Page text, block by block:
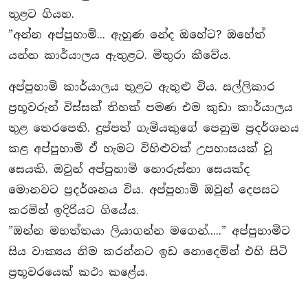
තුළට ගියහ.
”අන්න අප්පුහාමි... ඇහුණ නේද ඔහේට? ඔහේත්
යන්න කාර්යාලය ඇතුළට. මිතුරා කීවේය.
අප්පුහාමි කාර්යාලය තුළට ඇතුළු විය. සල්ලිකාර
ප‍්‍රභූවරුන් විස්සක් තිහක් පමණ එම කුඩා කාර්යාලය
තුළ තෙරපෙති. දුප්පත් ගැමියකුගේ පෙනුම ප‍්‍රදර්ශනය
කළ අප්පුහාමි ඒ හැමට විහිළුවක් උපහාසයක් වූ
සෙයකි. ඔවුන් අප්පුහාමි නොරුස්නා සෙයක්ද
මොනවට ප‍්‍රදර්ශනය විය. අප්පුහාමි ඔවුන් දෙපසට
කරමින් ඉදිරියට ගියේය.
”ඔන්න මහත්තයා ලියාගන්න මගෙන්.....” අප්පුහාමිට
සිය වාක්‍යය නිම කරන්නට ඉඩ නොදෙමින් එහි සිටි
ප‍්‍රභූවරයෙක් කථා කළේය.